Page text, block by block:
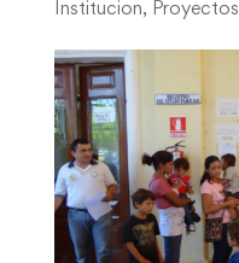
Institucion, Proyectos